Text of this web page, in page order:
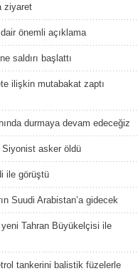
ziyaret
önemli açıklama
saldırı başlattı
ilişkin mutabakat zaptı
durmaya devam edeceğiz
Siyonist asker öldü
ile görüştü
Suudi Arabistan’a gidecek
yeni Tahran Büyükelçisi ile
tankerini balistik füzelerle